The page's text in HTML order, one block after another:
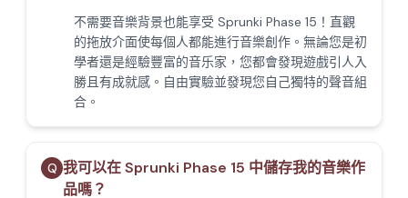
不需要音樂背景也能享受 Sprunki Phase 15！直觀
的拖放介面使每個人都能進行音樂創作。無論您是初
學者還是經驗豐富的音乐家，您都會發現遊戲引人入
勝且有成就感。自由實驗並發現您自己獨特的聲音組
合。
Q 我可以在 Sprunki Phase 15 中儲存我的音樂作
品嗎？